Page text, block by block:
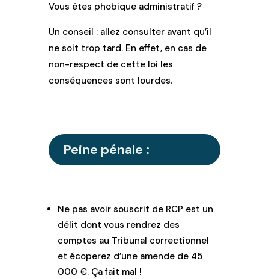
Vous êtes phobique administratif ?
Un conseil : allez consulter avant qu’il
ne soit trop tard. En effet, en cas de
non-respect de cette loi les
conséquences sont lourdes.
Peine pénale :
Ne pas avoir souscrit de RCP est un
délit dont vous rendrez des
comptes au Tribunal correctionnel
et écoperez d’une amende de 45
000 €. Ça fait mal !